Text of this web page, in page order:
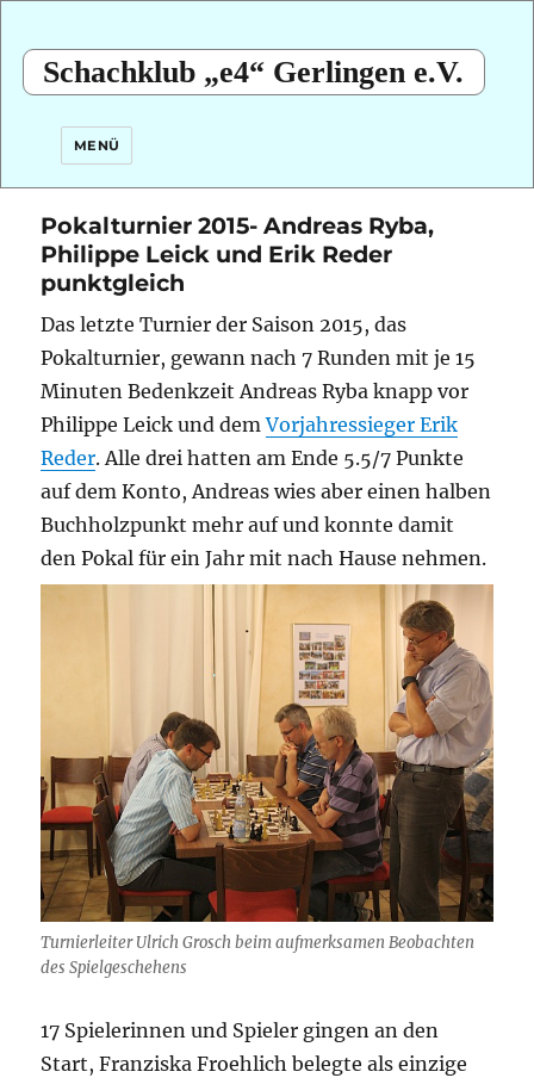
Schachklub „e4“ Gerlingen e.V.
MENÜ
Pokalturnier 2015- Andreas Ryba,
Philippe Leick und Erik Reder
punktgleich
Das letzte Turnier der Saison 2015, das
Pokalturnier, gewann nach 7 Runden mit je 15
Minuten Bedenkzeit Andreas Ryba knappvor
Philippe Leick und demVorjahressieger Erik
Reder. Alle drei hatten am Ende 5.5/7 Punkte
auf dem Konto, Andreas wies aber einen halben
Buchholzpunkt mehr auf und konnte damit
den Pokal für ein Jahr mit nach Hause nehmen.
Turnierleiter Ulrich Grosch beim aufmerksamen Beobachten
des Spielgeschehens
17 Spielerinnen und Spieler gingen an den
Start, Franziska Froehlich belegte als einzige